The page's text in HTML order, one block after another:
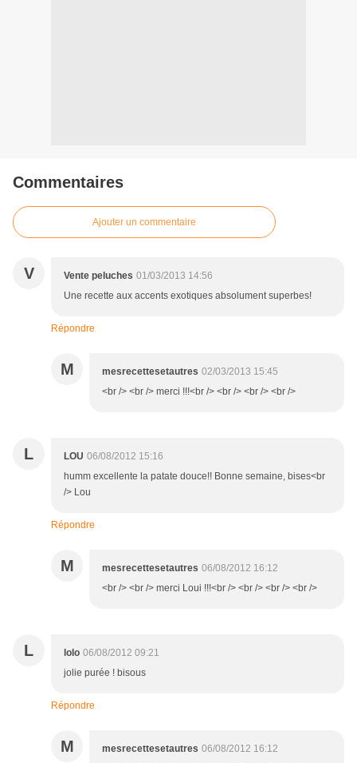
Commentaires
Ajouter un commentaire
V Vente peluches 01/03/2013 14:56
Une recette aux accents exotiques absolument superbes!
Répondre
M mesrecettesetautres 02/03/2013 15:45
<br /> <br /> merci !!!<br /> <br /> <br /> <br />
L LOU 06/08/2012 15:16
humm excellente la patate douce!! Bonne semaine, bises<br
/> Lou
Répondre
M mesrecettesetautres 06/08/2012 16:12
<br /> <br /> merci Loui !!!<br /> <br /> <br /> <br />
L lolo 06/08/2012 09:21
jolie purée ! bisous
Répondre
M mesrecettesetautres 06/08/2012 16:12